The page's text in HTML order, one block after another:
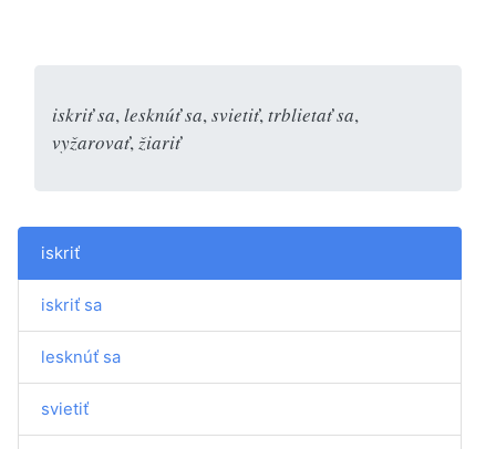
iskriť sa, lesknúť sa, svietiť, trblietať sa,
vyžarovať, žiariť
iskriť
iskriť sa
lesknúť sa
svietiť